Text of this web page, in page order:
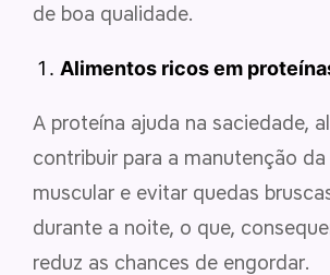
de boa qualidade.
Alimentos ricos em
A proteína ajuda na saciedade,
contribuir para a manutenção da
muscular e evitar quedas
durante a noite, o que,
reduz as chances de engordar.